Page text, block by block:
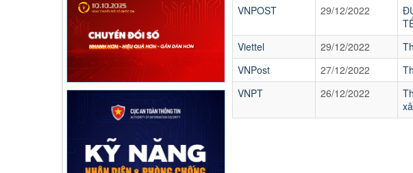
VNPOST
29/12/2022
Viettel
29/12/2022
VNPost
27/12/2022
VNPT
26/12/2022